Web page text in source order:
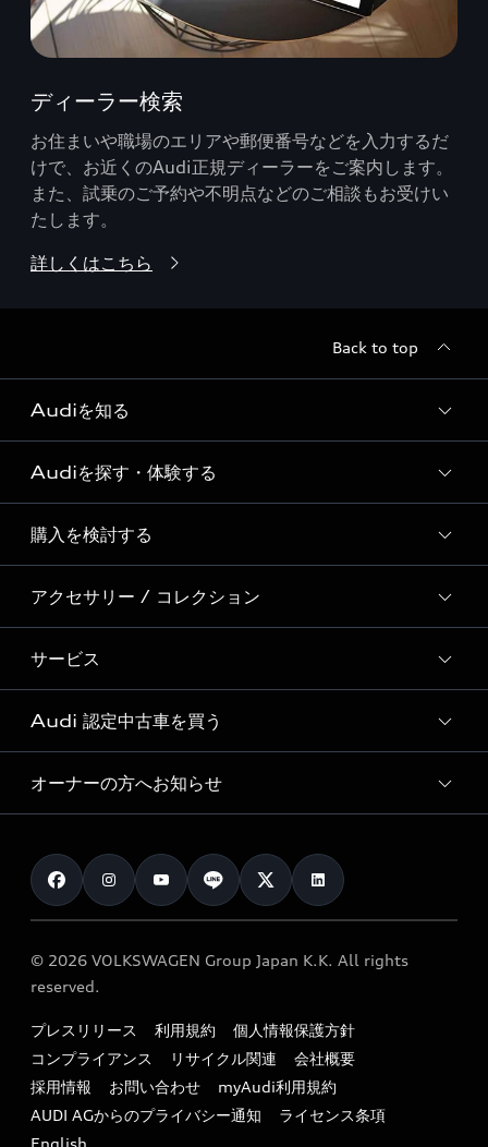
ディーラー検索
お住まいや職場のエリアや郵便番号などを入力するだ
けで、お近くのAudi正規ディーラーをご案内します。
また、試乗のご予約や不明点などのご相談もお受けい
たします。
詳しくはこちら
Back to top
Audiを知る
Audi ブランド
Story of Progress
Audi Sport
Formula 1®
デジタルサービス
Audiを探す・体験する
ディーラー検索
新車在庫検索
試乗車・展示車検索
見積り依頼
試乗予約
購入を検討する
モデル一覧
特別仕様モデル / 限定モデル
e-tronラインアップ
価格シミュレーション
車両比較
カタログ一覧
アクセサリー / コレクション
純正アクセサリー
オンラインショップ
Audi collection
アウディナビアプリ
サービス
サービス入庫予約
サービスプログラム
メンテナンス
車検 / 定期点検
e-tronアフターサポート
myAudi
Audi 認定中古車を買う
Audi認定中古車
クオリティ
保証
メンテナンス
ファイナンス
キャンペーン / イベント
買取査定
オーナーの方へお知らせ
お知らせ
オーナー様向けキャンペーン
特定整備適用車一覧
リサイクル法
よくある質問（FAQ）
© 2026 VOLKSWAGEN Group Japan K.K. All rights
reserved.
プレスリリース 利用規約
個人情報保護方針
コンプライアンス
リサイクル関連
会社概要
採用情報
お問い合わせ
myAudi利用規約
AUDI AGからのプライバシー通知
ライセンス条項
English